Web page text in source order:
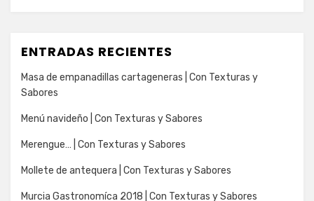
ENTRADAS RECIENTES
Masa de empanadillas cartageneras | Con Texturas y
Sabores
Menú navideño | Con Texturas y Sabores
Merengue… | Con Texturas y Sabores
Mollete de antequera | Con Texturas y Sabores
Murcia Gastronomíca 2018 | Con Texturas y Sabores